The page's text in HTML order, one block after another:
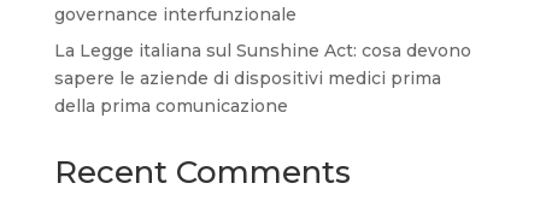
governance interfunzionale
La Legge italiana sul Sunshine Act: cosa devono
sapere le aziende di dispositivi medici prima
della prima comunicazione
Recent Comments